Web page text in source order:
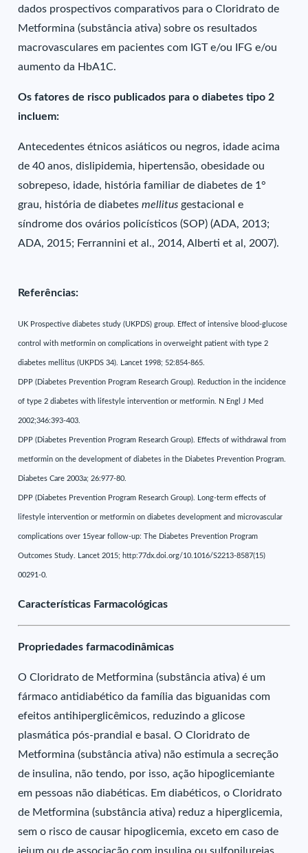
dados prospectivos comparativos para o Cloridrato de
Metformina (substância ativa) sobre os resultados
macrovasculares em pacientes com IGT e/ou IFG e/ou
aumento da HbA1C.
Os fatores de risco publicados para o diabetes tipo 2
incluem:
Antecedentes étnicos asiáticos ou negros, idade acima
de 40 anos, dislipidemia, hipertensão, obesidade ou
sobrepeso, idade, história familiar de diabetes de 1°
grau, história de diabetesmellitus gestacional e
síndrome dos ovários policísticos (SOP) (ADA, 2013;
ADA, 2015; Ferrannini et al., 2014, Alberti et al, 2007).
Referências:
UK Prospective diabetes study (UKPDS) group. Effect of intensive blood-glucose
control with metformin on complications in overweight patient with type 2
diabetes mellitus (UKPDS 34). Lancet 1998; 52:854-865.
DPP (Diabetes Prevention Program Research Group). Reduction in the incidence
of type 2 diabetes with lifestyle intervention or metformin. N Engl J Med
2002;346:393-403.
DPP (Diabetes Prevention Program Research Group). Effects of withdrawal from
metformin on the development of diabetes in the Diabetes Prevention Program.
Diabetes Care 2003a; 26:977-80.
DPP (Diabetes Prevention Program Research Group). Long-term effects of
lifestyle intervention or metformin on diabetes development and microvascular
complications over 15year follow-up: The Diabetes Prevention Program
Outcomes Study. Lancet 2015; http:77dx.doi.org/10.1016/S2213-8587(15)
00291-0.
Características Farmacológicas
Propriedades farmacodinâmicas
O Cloridrato de Metformina (substância ativa) é um
fármaco antidiabético da família das biguanidas com
efeitos antihiperglicêmicos, reduzindo a glicose
plasmática pós-prandial e basal. O Cloridrato de
Metformina (substância ativa) não estimula a secreção
de insulina, não tendo, por isso, ação hipoglicemiante
em pessoas não diabéticas. Em diabéticos, o Cloridrato
de Metformina (substância ativa) reduz a hiperglicemia,
sem o risco de causar hipoglicemia, exceto em caso de